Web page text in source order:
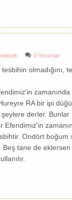
0 Yorumlar
olmadığını,
RA bir ipi
derler.
Efendimiz'in
Ondört
tane de